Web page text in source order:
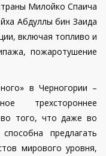
Милойко Спаича
Абдуллы бин Заида
включая топливо и
пожаротушение
в Черногории –
трехстороннее
того, что даже во
предлагать
мирового уровня,